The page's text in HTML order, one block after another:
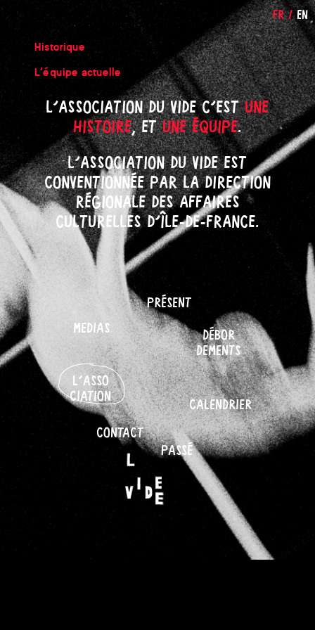
Historique
L’équipe actuelle
L’Association du Vide c’estune
histoire, etune équipe.
L’Association du Vide est
conventionnée par la direction
régionale des affaires
culturelles d’île-de-france.
PRÉSENT
DÉBOR
DEMENTS
CALENDRIER
CONTACT
PASSÉ
L'ASSO
CIATION
MEDIAS
FR /EN